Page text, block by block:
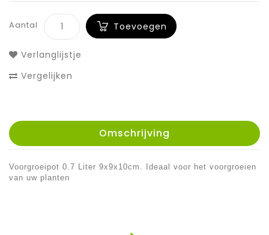
Aantal Toevoegen
Verlanglijstje
Vergelijken
Omschrijving
Voorgroeipot 0.7 Liter 9x9x10cm. Ideaal voor het voorgroeien
van uw planten